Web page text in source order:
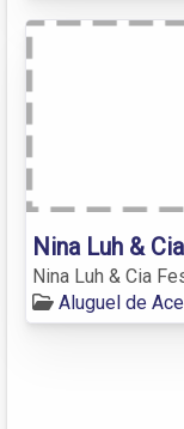
Nina Luh &
Nina Luh & Cia
Aluguel de